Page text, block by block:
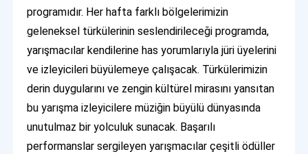
programıdır. Her hafta farklı bölgelerimizin
geleneksel türkülerinin seslendirileceği programda,
yarışmacılar kendilerine has yorumlarıyla jüri üyelerini
ve izleyicileri büyülemeye çalışacak. Türkülerimizin
derin duygularını ve zengin kültürel mirasını yansıtan
bu yarışma izleyicilere müziğin büyülü dünyasında
unutulmaz bir yolculuk sunacak. Başarılı
performanslar sergileyen yarışmacılar çeşitli ödüller